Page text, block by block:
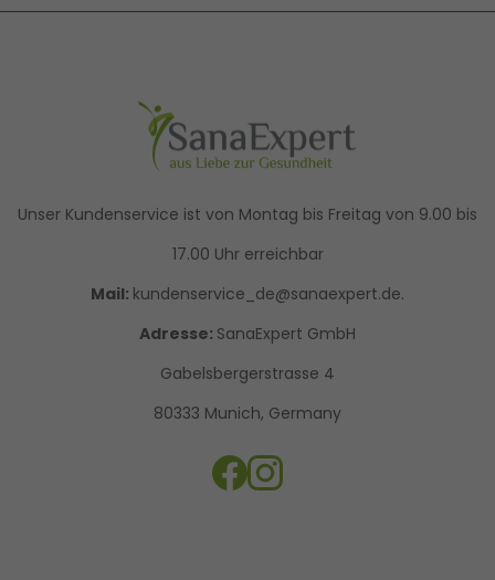
Unser Kundenservice ist von Montag bis Freitag von 9.00 bis
17.00 Uhr erreichbar
Mail: kundenservice_de@sanaexpert.de.
Adresse: SanaExpert GmbH
Gabelsbergerstrasse 4
80333 Munich, Germany